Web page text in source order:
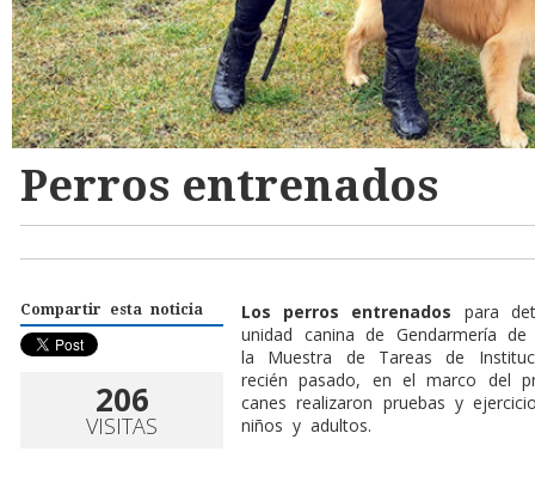
Perros entrenados
Compartir esta noticia
206
VISITAS
Los perros entrenados para
unidad canina de Gendarmería
la Muestra de Tareas de
recién pasado, en el marco del
canes realizaron pruebas y
niños y adultos.